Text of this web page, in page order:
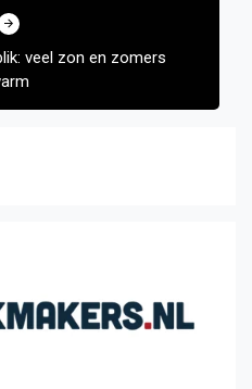
veel zon en zomers